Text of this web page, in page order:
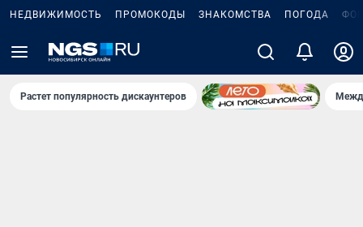
НЕДВИЖИМОСТЬ ПРОМОКОДЫ ЗНАКОМСТВА ПОГОДА
Растет популярность дискаунтеров